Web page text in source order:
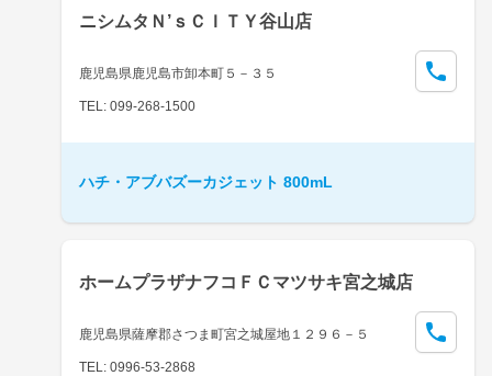
ニシムタＮ’ｓＣＩＴＹ谷山店
鹿児島県鹿児島市卸本町５－３５
TEL: 099-268-1500
ハチ・アブバズーカジェット 800mL
ホームプラザナフコＦＣマツサキ宮之城店
鹿児島県薩摩郡さつま町宮之城屋地１２９６－５
TEL: 0996-53-2868